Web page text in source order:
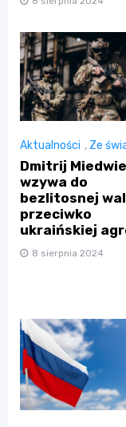
Aktualności , Ze
Dmitrij
wzywa do
bezlitosnej
przeciwko
ukraińskiej
8 sierpnia 2024